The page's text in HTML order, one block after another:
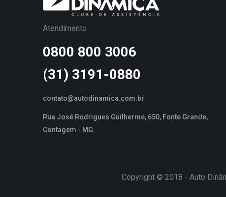
Atendimento
0800 800 3006
(31) 3191-0880
contato@autodinamica.com.br
Rua José Rodrigues Guilherme, 650, Fonte Grande,
Contagem - MG
Copyright © 2018 - Auto